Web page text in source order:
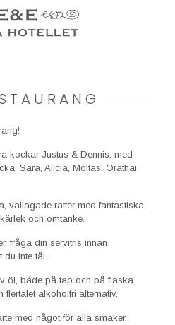
kockar Justus & Dennis, med
Sara, Alicia, Moltas, Orathai,
vällagade rätter med fantastiska
och omtanke.
fråga din servitris innan
du inte tål.
öl, både på tap och på flaska
alkoholfri alternativ.
med något för alla smaker.